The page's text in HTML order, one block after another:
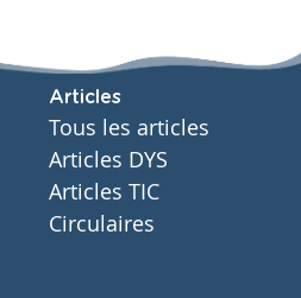
Articles
Tous les articles
Articles DYS
Articles TIC
Circulaires